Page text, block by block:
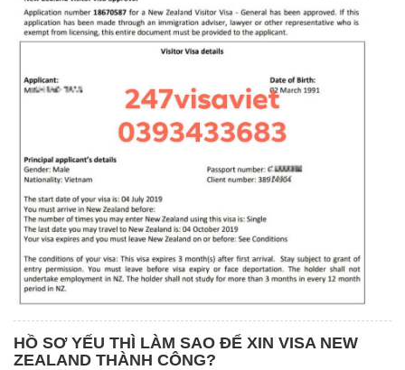
HỒ SƠ YẾU THÌ LÀM SAO ĐỂ XIN VISA NEW
ZEALAND THÀNH CÔNG?